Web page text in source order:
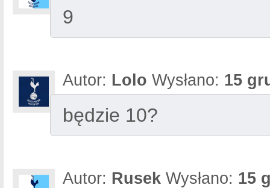
9
Autor: Lolo Wysłano: 15
będzie 10?
Autor: Rusek Wysłano: 15